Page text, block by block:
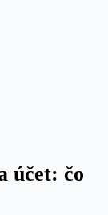
účet: čo